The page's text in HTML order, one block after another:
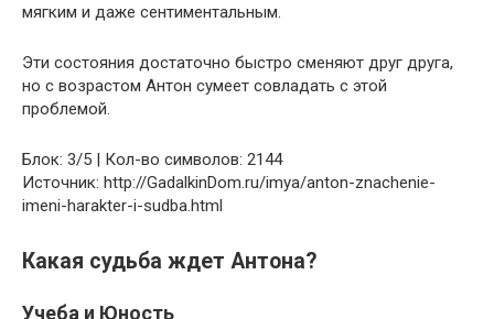
мягким и даже сентиментальным.
Эти состояния достаточно быстро сменяют друг друга,
но с возрастом Антон сумеет совладать с этой
проблемой.
Блок: 3/5 | Кол-во символов: 2144
Источник: http://GadalkinDom.ru/imya/anton-znachenie-
imeni-harakter-i-sudba.html
Какая судьба ждет Антона?
Учеба и Юность